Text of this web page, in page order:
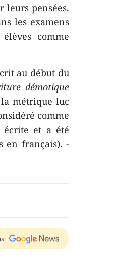
leurs pensées.
les examens
comme
au début du
démotique
métrique luc
comme
et a été
en français). -